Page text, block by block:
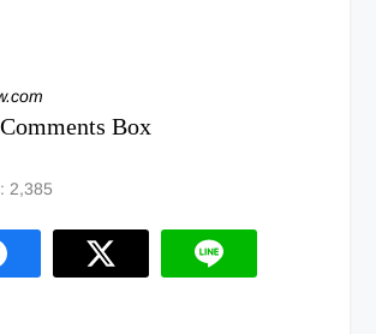
Box
2,385